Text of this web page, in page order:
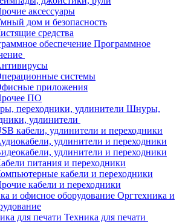
аксессуары
дом и безопасность
средства
Программное
системы
приложения
ПО
Шнуры,
удлинители
кабели, удлинители и переходники
удлинители и переходники
удлинители и переходники
питания и переходники
кабели и переходники
кабели и переходники
Оргтехника и
Техника для печати